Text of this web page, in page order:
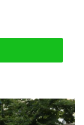
– Grčke i Turske.